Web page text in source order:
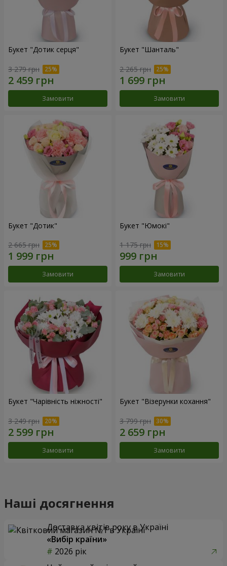
Букет "Дотик серця"
3 279 грн
Замовити
Букет "Шанталь"
2 265 грн
Замовити
Букет "Дотик"
2 665 грн
Замовити
Букет "Юмокі"
1 175 грн
Замовити
Букет "Чарівність ніжності"
3 249 грн
Замовити
Букет "Візерунки кохання"
3 799 грн
Замовити
Наші досягнення
Доставка квітів року в Україні
«Вибір країни»
2026 рік